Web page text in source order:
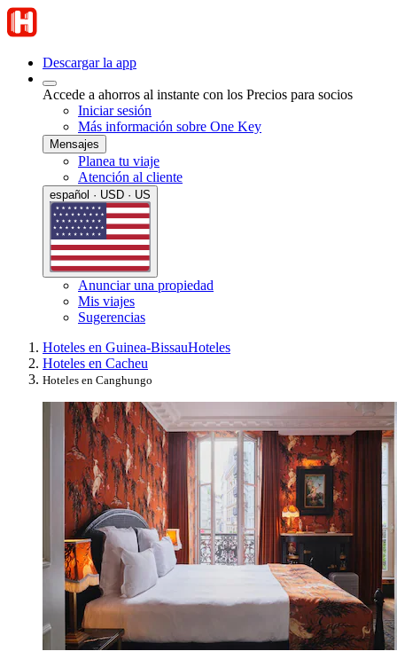
Descargar la app
Accede a ahorros al instante con los Precios para socios
Iniciar sesión
Más información sobre One Key
Mensajes
Planea tu viaje
Atención al cliente
español · USD · US
Anunciar una propiedad
Mis viajes
Sugerencias
Hoteles en Guinea-BissauHoteles
Hoteles en Cacheu
Hoteles en Canghungo